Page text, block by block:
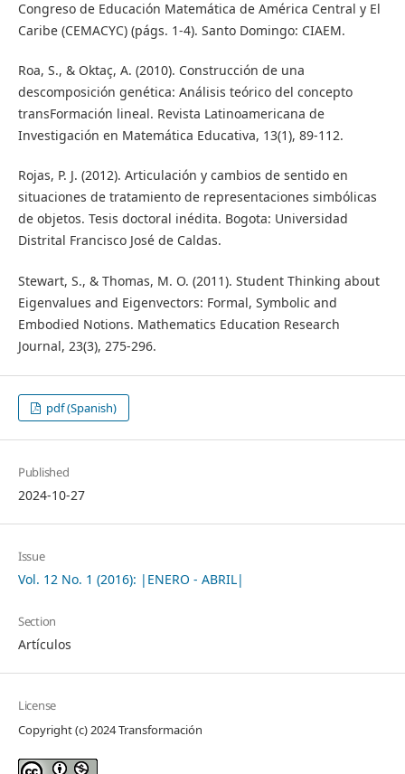
Congreso de Educación Matemática de América Central y El
Caribe (CEMACYC) (págs. 1-4). Santo Domingo: CIAEM.
Roa, S., & Oktaç, A. (2010). Construcción de una
descomposición genética: Análisis teórico del concepto
transFormación lineal. Revista Latinoamericana de
Investigación en Matemática Educativa, 13(1), 89-112.
Rojas, P. J. (2012). Articulación y cambios de sentido en
situaciones de tratamiento de representaciones simbólicas
de objetos. Tesis doctoral inédita. Bogota: Universidad
Distrital Francisco José de Caldas.
Stewart, S., & Thomas, M. O. (2011). Student Thinking about
Eigenvalues and Eigenvectors: Formal, Symbolic and
Embodied Notions. Mathematics Education Research
Journal, 23(3), 275-296.
pdf (Spanish)
Published
2024-10-27
Issue
Vol. 12 No. 1 (2016): |ENERO - ABRIL|
Section
Artículos
License
Copyright (c) 2024 Transformación